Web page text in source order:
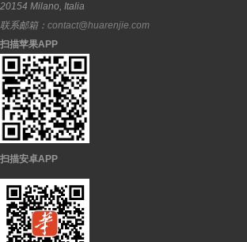
20154 Milano, Italia
联系邮箱： contact@huarenjie.com
扫描苹果APP
扫描安卓APP